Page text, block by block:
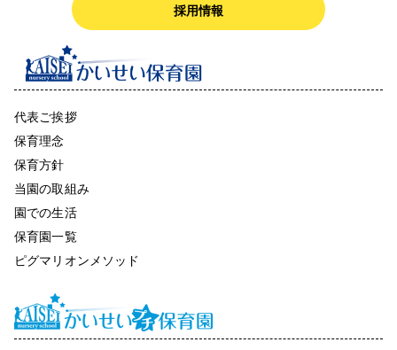
採用情報
代表ご挨拶
保育理念
保育方針
当園の取組み
園での生活
保育園一覧
ピグマリオンメソッド